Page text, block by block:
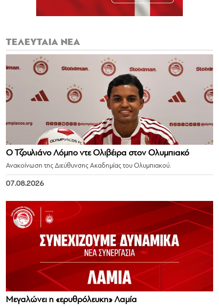
ΤΕΛΕΥΤΑΙΑ ΝΕΑ
Ο Τζουλιάνο Λόμπο ντε Ολιβέιρα στον Ολυμπιακό
Ανακοίνωση της Διεύθυνσης Ακαδημίας του Ολυμπιακού.
07.08.2026
Μεγαλώνει η «ερυθρόλευκη» Λαμία